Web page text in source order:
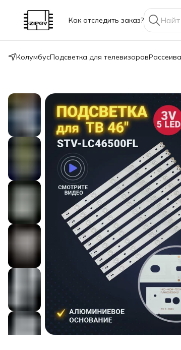
Как отследить заказ?
КолумбусПодсветка для телевизоров